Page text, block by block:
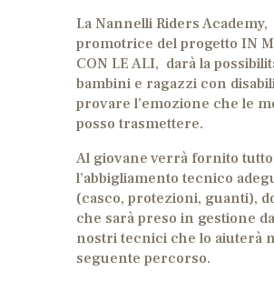
La Nannelli Riders Academy,
promotrice del progetto IN
CON LE ALI, darà la
bambini e ragazzi con
provare l’emozione che le
posso trasmettere.
Al giovane verrà fornito tutto
l’abbigliamento tecnico
(casco, protezioni, guanti),
che sarà preso in gestione
nostri tecnici che lo aiuterà
seguente percorso.